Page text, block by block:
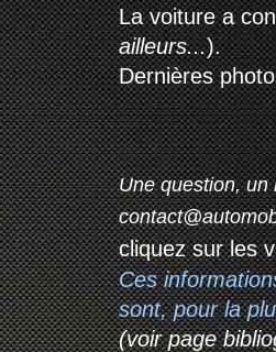
La voiture a
ailleurs...).
Dernières
Une question, un
cliquez sur les
Ces
sont, pour la
(voir page